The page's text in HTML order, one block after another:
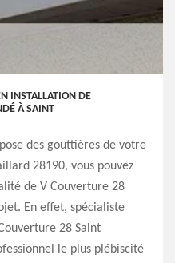
INSTALLATION DE
À SAINT
des gouttières de votre
28190, vous pouvez
de V Couverture 28
En effet, spécialiste
28 Saint
le plus plébiscité